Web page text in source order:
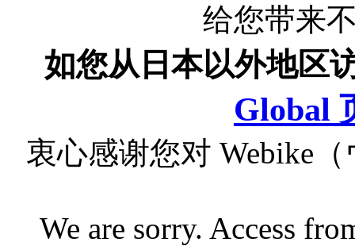
给您带来
如您从日本以外地区
Global
衷心感谢您对 Webike
We are sorry. Access